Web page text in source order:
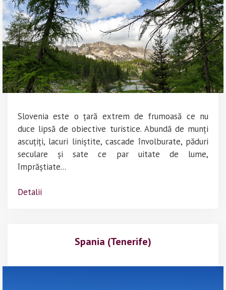
Slovenia este o țară extrem de frumoasă ce nu
duce lipsă de obiective turistice. Abundă de munți
ascuțiți, lacuri liniștite, cascade învolburate, păduri
seculare și sate ce par uitate de lume,
împrăștiate...
Detalii
Spania (Tenerife)